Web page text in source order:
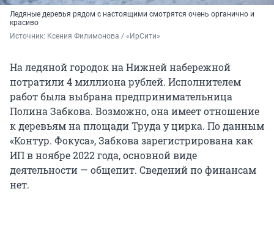
Ледяные деревья рядом с настоящими смотрятся очень органично и
красиво
Источник: Ксения Филимонова / «ИрСити»
На ледяной городок на Нижней набережной
потратили 4 миллиона рублей. Исполнителем
работ была выбрана предпринимательница
Полина Забкова. Возможно, она имеет отношение
к деревьям на площади Труда у цирка. По данным
«Контур. Фокуса», Забкова зарегистрирована как
ИП в ноябре 2022 года, основной виде
деятельности — общепит. Сведений по финансам
нет.